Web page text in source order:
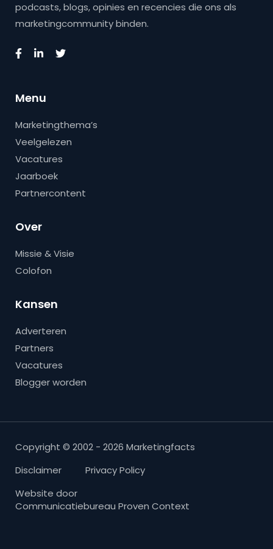
podcasts, blogs, opinies en recencies die ons als
marketingcommunity binden.
Menu
Marketingthema’s
Veelgelezen
Vacatures
Jaarboek
Partnercontent
Over
Missie & Visie
Colofon
Kansen
Adverteren
Partners
Vacatures
Blogger worden
Copyright © 2002 - 2026 Marketingfacts
Disclaimer
Privacy Policy
Website door
Communicatiebureau Proven Context